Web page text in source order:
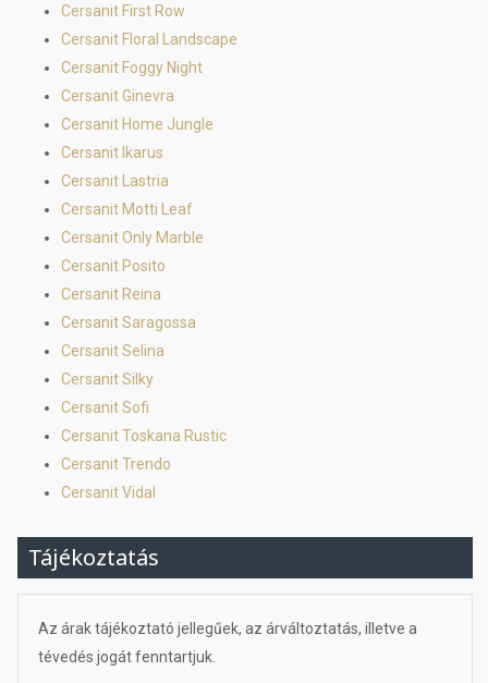
Cersanit First Row
Cersanit Floral Landscape
Cersanit Foggy Night
Cersanit Ginevra
Cersanit Home Jungle
Cersanit Ikarus
Cersanit Lastria
Cersanit Motti Leaf
Cersanit Only Marble
Cersanit Posito
Cersanit Reina
Cersanit Saragossa
Cersanit Selina
Cersanit Silky
Cersanit Sofi
Cersanit Toskana Rustic
Cersanit Trendo
Cersanit Vidal
Tájékoztatás
Az árak tájékoztató jellegűek, az árváltoztatás, illetve a
tévedés jogát fenntartjuk.